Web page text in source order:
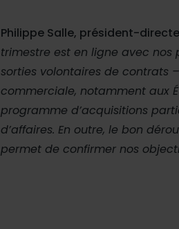
Philippe Salle, président-
trimestre est en ligne avec nos
sorties volontaires de contrats
commerciale, notamment aux
programme d’acquisitions
d’affaires. En outre, le bon
permet de confirmer nos